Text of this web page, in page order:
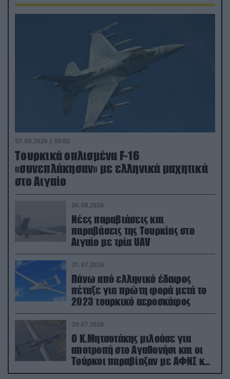
07.08.2026 | 00:02
Τουρκικά οπλισμένα F-16
«συνεπλάκησαν» με ελληνικά μαχητικά
στο Αιγαίο
06.08.2026
Νέες παραβιάσεις και
παραβάσεις της Τουρκίας στο
Αιγαίο με τρία UAV
31.07.2026
Πάνω από ελληνικό έδαφος
πέταξε για πρώτη φορά μετά το
2023 τουρκικό αεροσκάφος
29.07.2026
Ο Κ.Μητσοτάκης μιλούσε για
αποτροπή στο Αγαθονήσι και οι
Τούρκοι παραβίαζαν με ΑΦΝΣ και
drone